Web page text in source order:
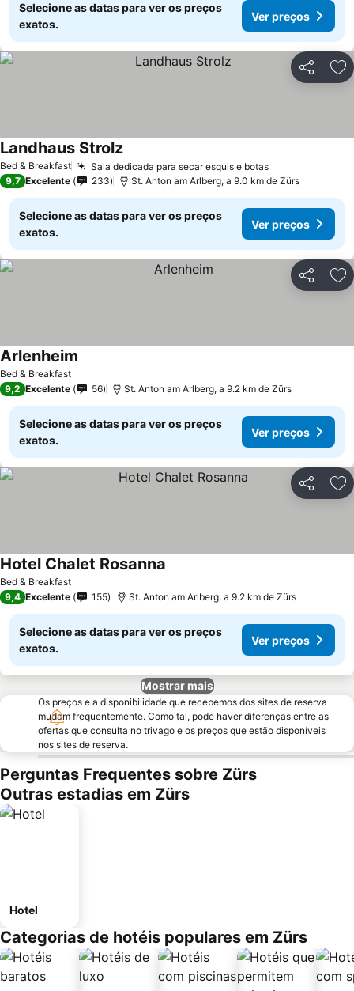
Selecione as datas para ver os preços
exatos.
Ver preços
Partilhar
Bed & Breakfast Sala dedicada para secar esquis e botas
Landhaus Strolz
9,7 Excelente 233 St. Anton am Arlberg, a 9.0 km de Zürs
Selecione as datas para ver os preços
exatos.
Ver preços
Partilhar
Bed & Breakfast
Arlenheim
9,2 Excelente 56 St. Anton am Arlberg, a 9.2 km de Zürs
Selecione as datas para ver os preços
exatos.
Ver preços
Partilhar
Bed & Breakfast
Hotel Chalet Rosanna
9,4 Excelente 155 St. Anton am Arlberg, a 9.2 km de Zürs
Selecione as datas para ver os preços
exatos.
Ver preços
Mostrar mais
Os preços e a disponibilidade que recebemos dos sites de reserva
mudam frequentemente. Como tal, pode haver diferenças entre as
ofertas que consulta no trivago e os preços que estão disponíveis
nos sites de reserva.
Perguntas Frequentes sobre Zürs
Outras estadias em Zürs
Hotel
Categorias de hotéis populares em Zürs